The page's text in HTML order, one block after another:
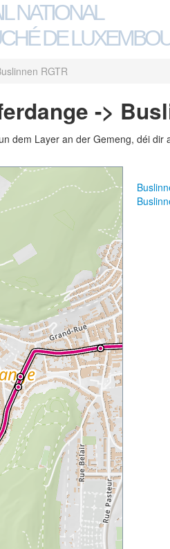
NATIONAL
DE
RGTR
->
dem Layer an der Gemeng, déi